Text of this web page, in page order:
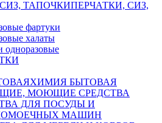
ТАПОЧКИПЕРЧАТКИ, СИЗ,
фартуки
халаты
одноразовые
ХИМИЯ БЫТОВАЯ
МОЮЩИЕ СРЕДСТВА
ДЛЯ ПОСУДЫ И
МАШИН